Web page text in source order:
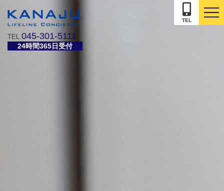
TEL. 045-301-5111
24時間365日受付
TEL